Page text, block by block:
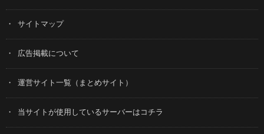
サイトマップ
広告掲載について
運営サイト一覧（まとめサイト）
当サイトが使用しているサーバーはコチラ